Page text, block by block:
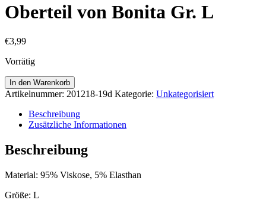
Oberteil von Bonita Gr. L
€3,99
Vorrätig
Oberteil
von
In den Warenkorb
Artikelnummer: 201218-19d Kategorie: Unkategorisiert
Beschreibung
Zusätzliche Informationen
Beschreibung
Material: 95% Viskose, 5% Elasthan
Größe: L